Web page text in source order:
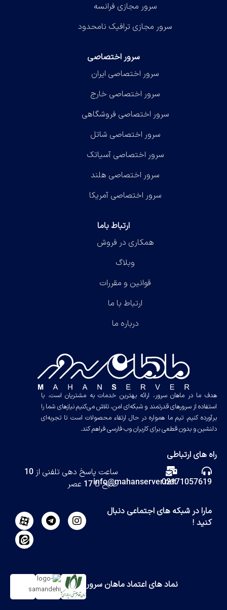
سرور مجازی فرانسه
سرور مجازی ترافیک نامحدود
سرور اختصاصی
سرور اختصاصی ایران
سرور اختصاصی خارج
سرور اختصاصی فروشگاهی
سرور اختصاصی شاتل
سرور اختصاصی آسیاتک
سرور اختصاصی هلند
سرور اختصاصی آمریکا
ارتباط باما
همکاری در فروش
وبلاگ
قوانین و مقررات
ارتباط با ما
درباره ما
هدف ما در ماهان سرور، ارائه بهترین خدمات به مشتریان است. با
استفاده از سرورهای قدرتمند و شبکه‌ای امن، تلاش می‌کنیم نیازهای شما را
برآورده کنیم. تیم ما همواره در حال ارتقاء محصولات است تا تجربه‌ای
دلنشین و بدون قطعی برای کاربران وب فارسی فراهم کند.
راه های ارتباطی
02171057619
info@mahanserver.net
ساعت پاسخ دهی تلفنی از 10
صبح تا 17 عصر
مارا در شبکه های اجتماعی دنبال
کنید !
نماد های اعتماد ماهان سرور